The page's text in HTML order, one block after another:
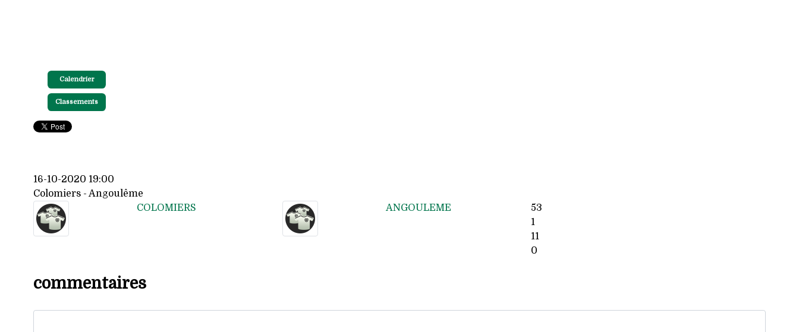
Calendrier
Classements
16-10-2020 19:00
Colomiers - Angoulême
COLOMIERS
ANGOULEME
53
1
11
0
commentaires